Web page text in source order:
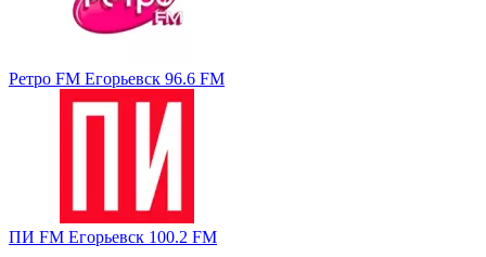
Ретро FM Егорьевск 96.6 FM
ПИ FM Егорьевск 100.2 FM